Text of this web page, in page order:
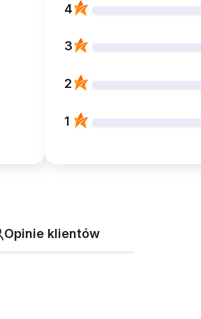
4
3
2
1
Opinie klientów